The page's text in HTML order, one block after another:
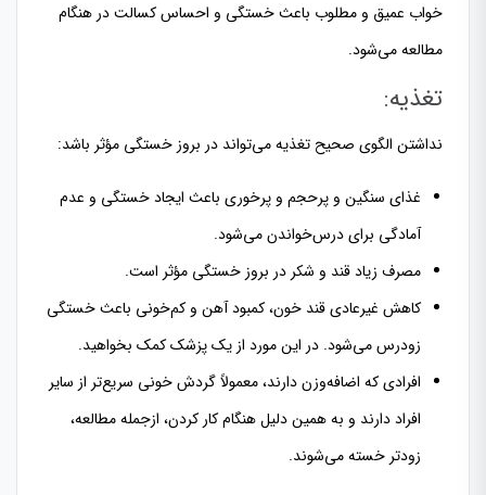
خواب عمیق و مطلوب باعث خستگی و احساس کسالت در هنگام
مطالعه می‌شود.
تغذیه:
نداشتن الگوی صحیح تغذیه می‌تواند در بروز خستگی مؤثر باشد:
غذای سنگین و پرحجم و پرخوری باعث ایجاد خستگی و عدم
آمادگی برای درس‌خواندن می‌شود.
مصرف زیاد قند و شکر در بروز خستگی مؤثر است.
کاهش غیرعادی قند خون، کمبود آهن و کم‌خونی باعث خستگی
زودرس می‌شود. در این مورد از یک پزشک کمک بخواهید.
افرادی که اضافه‌وزن دارند، معمولاً گردش خونی سریع‌تر از سایر
افراد دارند و به همین دلیل هنگام کار کردن، ازجمله مطالعه،
زودتر خسته می‌شوند.